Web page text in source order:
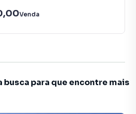
Venda
busca para que encontre mais